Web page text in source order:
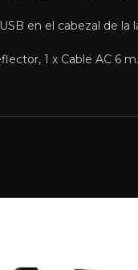
en el cabezal de la
1 x Cable AC 6